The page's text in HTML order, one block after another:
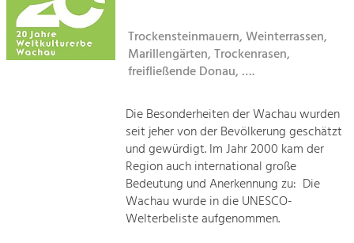
Kirchen am Fluss
Suche
Tourismus
Angebotsentwicklung und
Positionierung.
Kunst & Kultur
Handwerk, Wissenschaft und Forschung.
Soziales, Bildung &
Gleichberechtigung, Jugend und
Trockensteinmauern, Weinterrassen,
Marillengärten, Trockenrasen,
freifließende Donau, ….
Die Besonderheiten der Wachau wurden
seit jeher von der Bevölkerung geschätzt
und gewürdigt. Im Jahr 2000 kam der
Region auch international große
Bedeutung und Anerkennung zu: Die
Wachau wurde in die UNESCO-
Welterbeliste aufgenommen.